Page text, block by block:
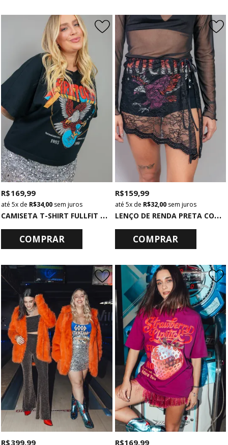
C
AMISETA T-SHIRT FULLFIT PRETA FIRESTORM
R$ 169,99
5x de R$ 34,00 sem juros
COMPRAR
L
ENÇO DE RENDA PRETA COM BARRA DE VELUDO
R$ 159,99
5xde R$ 32,00sem juros
COMPRAR
R$ 399,99 R$ 169,99